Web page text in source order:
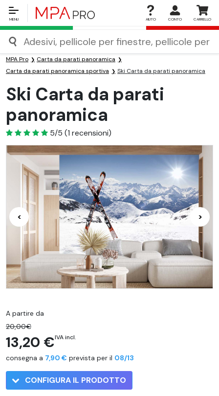
MENU AIUTO CONTO CARRELLO
MPA Pro
Carta da parati panoramica
Carta da parati panoramica sportiva
Ski Carta da parati panoramica
Ski Carta da parati
panoramica
5
5/5 (1 recensioni)
< >
A partire da
20,00€
13,20 €IVA incl.
consegna a 7,90 € prevista per il 08/13
CONFIGURA IL PRODOTTO